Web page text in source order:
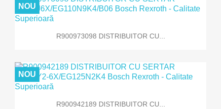
R900973098 DISTRIBUITOR CU...
NOU
R900942189 DISTRIBUITOR CU...
NOU